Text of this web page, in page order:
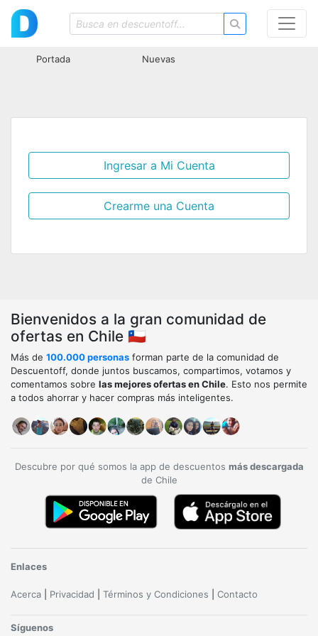
Portada Nuevas
Ingresar a Mi Cuenta
Crearme una Cuenta
Bienvenidos a la gran comunidad de
ofertas en Chile 🇨🇱
Más de 100.000 personas forman parte de la comunidad de
Descuentoff, donde juntos buscamos, compartimos, votamos y
comentamos sobre las mejores ofertas en Chile. Esto nos permite
a todos ahorrar y hacer compras más inteligentes.
Descubre por qué somos la app de descuentos más descargada
de Chile
Enlaces
Acerca Privacidad Términos y Condiciones Contacto
Síguenos